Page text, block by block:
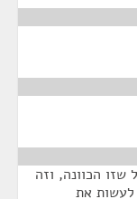
שזו הכוונה, וזה
לעשות את